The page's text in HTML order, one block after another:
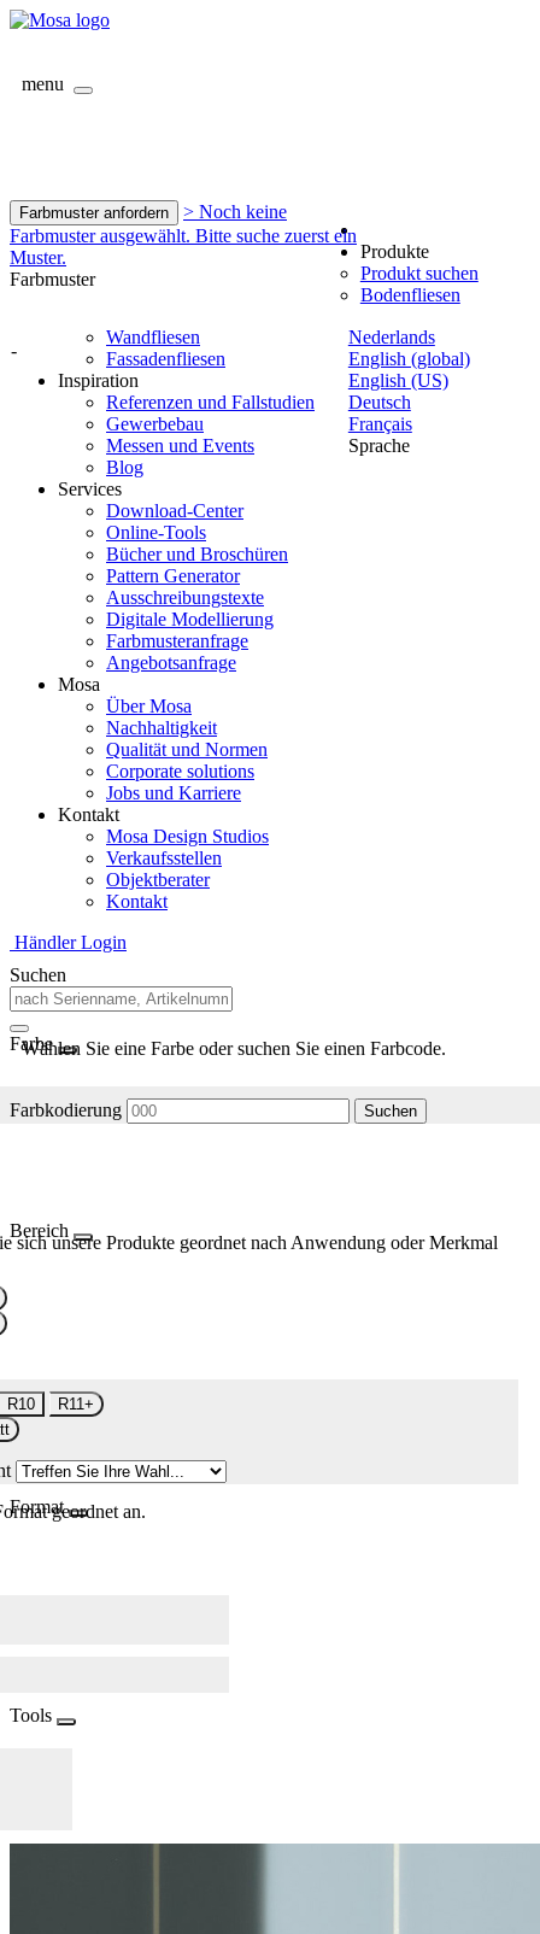
menu
Farbmuster anfordern
> Noch keine
Farbmuster ausgewählt. Bitte suche zuerst ein
Muster.
Farbmuster
-
Nederlands
English (global)
English (US)
Deutsch
Français
Sprache
Produkte
Produkt suchen
Bodenfliesen
Wandfliesen
Fassadenfliesen
Inspiration
Referenzen und Fallstudien
Gewerbebau
Messen und Events
Blog
Services
Download-Center
Online-Tools
Bücher und Broschüren
Pattern Generator
Ausschreibungstexte
Digitale Modellierung
Farbmusteranfrage
Angebotsanfrage
Mosa
Über Mosa
Nachhaltigkeit
Qualität und Normen
Corporate solutions
Jobs und Karriere
Kontakt
Mosa Design Studios
Verkaufsstellen
Objektberater
Kontakt
Händler Login
Suchen
Farbe
Wählen Sie eine Farbe oder suchen Sie einen Farbcode.
Farbkodierung Suchen
Bereich
sich unsere Produkte geordnet nach Anwendung oder Merkmal
R10
R11+
Formatgeordnet an.
Tools